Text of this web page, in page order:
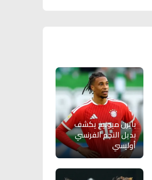
بايرن ميونيخ يكشف
بديل النجم الفرنسي
أوليسي